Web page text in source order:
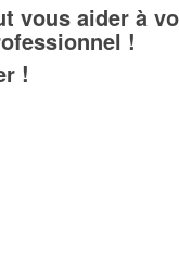
vous aider à
!
!